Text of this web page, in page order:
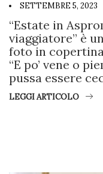
SETTEMBRE 5, 2023
“Estate in
viaggiatore” è
foto in
“E po’ vene o
pussa essere
LEGGI ARTICOLO